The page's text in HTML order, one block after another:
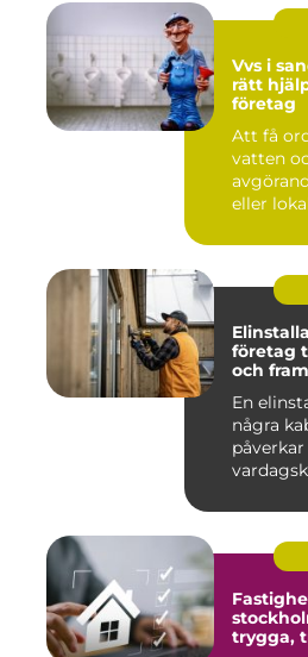
Vvs i
rätt
företag
Att få
vatten
eller
företag trygghet, funktion
och
En
några
stockholm så
trygga,